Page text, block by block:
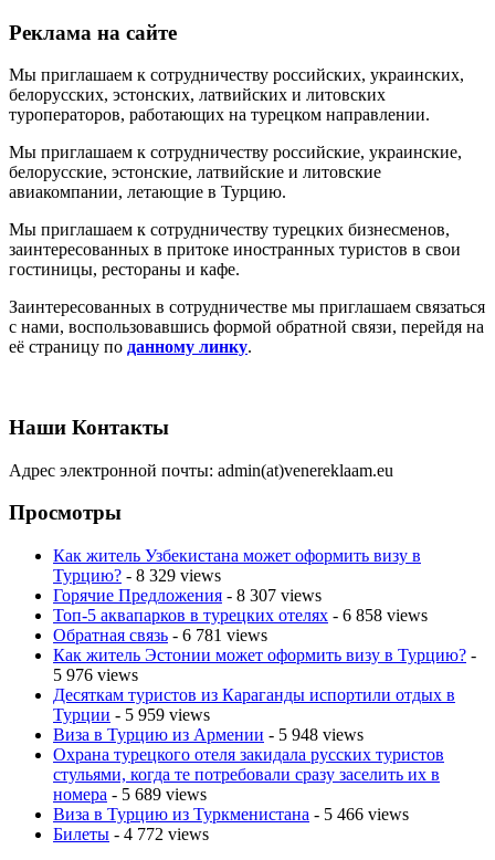
Реклама на сайте
Мы приглашаем к сотрудничеству российских, украинских,
белорусских, эстонских, латвийских и литовских
туроператоров, работающих на турецком направлении.
Мы приглашаем к сотрудничеству российские, украинские,
белорусские, эстонские, латвийские и литовские
авиакомпании, летающие в Турцию.
Мы приглашаем к сотрудничеству турецких бизнесменов,
заинтересованных в притоке иностранных туристов в свои
гостиницы, рестораны и кафе.
Заинтересованных в сотрудничестве мы приглашаем связаться
с нами, воспользовавшись формой обратной связи, перейдя на
её страницу по данному линку.
Наши Контакты
Адрес электронной почты: admin(at)venereklaam.eu
Просмотры
Как житель Узбекистана может оформить визу в
Турцию? - 8 329 views
Горячие Предложения - 8 307 views
Топ-5 аквапарков в турецких отелях - 6 858 views
Обратная связь - 6 781 views
Как житель Эстонии может оформить визу в Турцию? -
5 976 views
Десяткам туристов из Караганды испортили отдых в
Турции - 5 959 views
Виза в Турцию из Армении - 5 948 views
Охрана турецкого отеля закидала русских туристов
стульями, когда те потребовали сразу заселить их в
номера - 5 689 views
Виза в Турцию из Туркменистана - 5 466 views
Билеты - 4 772 views